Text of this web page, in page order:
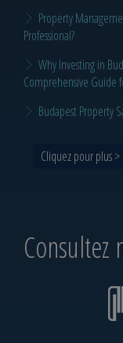
Property
Professional?
Why Investing in
Comprehensive Guide
Budapest Property
Cliquez pour plus >